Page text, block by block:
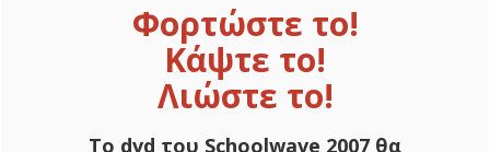
Φορτώστε το!
Κάψτε το!
Λιώστε το!
Το dvd του Schoolwave 2007 θα